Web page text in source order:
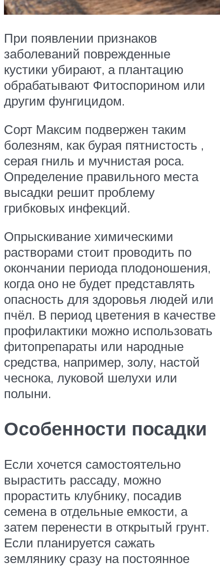
При появлении признаков
заболеваний поврежденные
кустики убирают, а плантацию
обрабатывают Фитоспорином или
другим фунгицидом.
Сорт Максим подвержен таким
болезням, как бурая пятнистость ,
серая гниль и мучнистая роса.
Определение правильного места
высадки решит проблему
грибковых инфекций.
Опрыскивание химическими
растворами стоит проводить по
окончании периода плодоношения,
когда оно не будет представлять
опасность для здоровья людей или
пчёл. В период цветения в качестве
профилактики можно использовать
фитопрепараты или народные
средства, например, золу, настой
чеснока, луковой шелухи или
полыни.
Особенности посадки
Если хочется самостоятельно
вырастить рассаду, можно
прорастить клубнику, посадив
семена в отдельные емкости, а
затем перенести в открытый грунт.
Если планируется сажать
землянику сразу на постоянное